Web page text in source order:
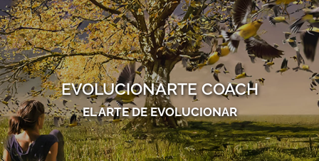
EVOLUCIONARTE COACH
EL ARTE DE EVOLUCIONAR